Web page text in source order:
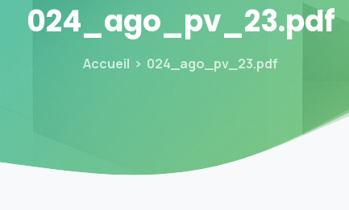
024_ago_pv_23.pdf
Accueil 024_ago_pv_23.pdf